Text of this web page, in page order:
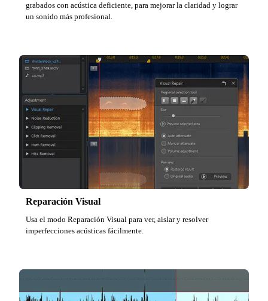
grabados con acústica deficiente, para mejorar la claridad y lograr
un sonido más profesional.
Reparación Visual
Usa el modo Reparación Visual para ver, aislar y resolver
imperfecciones acústicas fácilmente.